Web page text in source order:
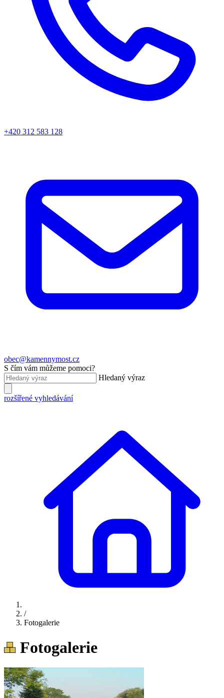
+420 312 583 128
obec@kamennymost.cz
S čím vám můžeme pomoci?
Hledaný výraz
rozšířené vyhledávání
/
Fotogalerie
Fotogalerie